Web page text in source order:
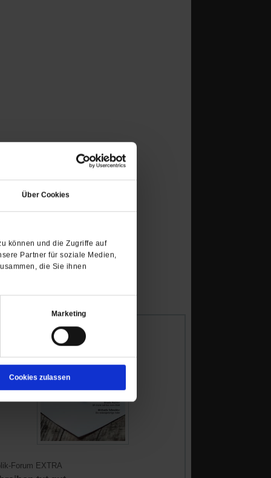
Über Cookies
können und die Zugriffe auf
Partner für soziale Medien,
die Sie ihnen
Marketing
Cookies zulassen
Forum EXTRA